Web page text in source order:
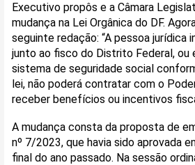
Executivo propôs e a Câmara
mudança na Lei Orgânica do DF.
seguinte redação: “A pessoa jurídica
junto ao fisco do Distrito Federal, ou
sistema de seguridade social
lei, não poderá contratar com o
receber benefícios ou incentivos
A mudança consta da proposta de
nº 7/2023, que havia sido aprovada
final do ano passado. Na sessão